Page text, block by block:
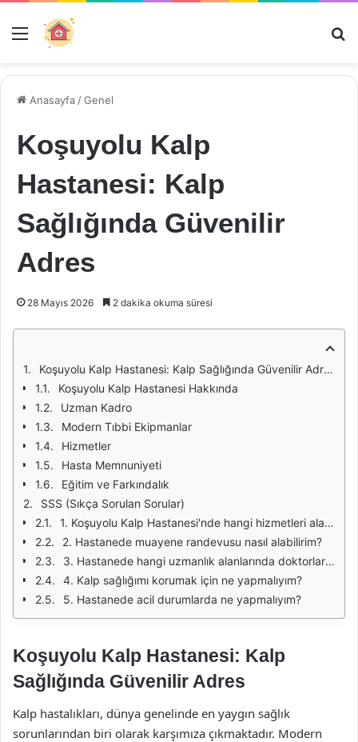
Menü
Anasayfa /Genel
Koşuyolu Kalp
Hastanesi: Kalp
Sağlığında Güvenilir
Adres
28 Mayıs 2026 2 dakika okuma süresi
Koşuyolu Kalp Hastanesi: Kalp Sağlığında Güvenilir Adres
Koşuyolu Kalp Hastanesi Hakkında
Uzman Kadro
Modern Tıbbi Ekipmanlar
Hizmetler
Hasta Memnuniyeti
Eğitim ve Farkındalık
SSS (Sıkça Sorulan Sorular)
1. Koşuyolu Kalp Hastanesi'nde hangi hizmetleri alabilirim?
2. Hastanede muayene randevusu nasıl alabilirim?
3. Hastanede hangi uzmanlık alanlarında doktorlar bulunmaktadır?
4. Kalp sağlığımı korumak için ne yapmalıyım?
5. Hastanede acil durumlarda ne yapmalıyım?
Koşuyolu Kalp Hastanesi: Kalp
Sağlığında Güvenilir Adres
Kalp hastalıkları, dünya genelinde en yaygın sağlık
sorunlarından biri olarak karşımıza çıkmaktadır. Modern